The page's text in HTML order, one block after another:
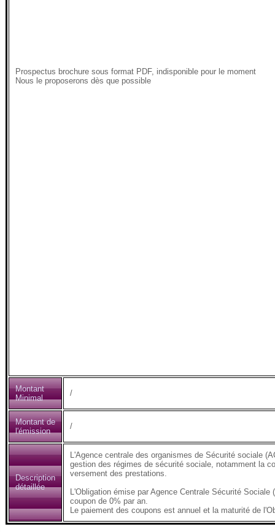
Prospectus brochure sous format PDF, indisponible pour le moment
Nous le proposerons dès que possible
Montant
Minimal
/
Montant de
l'émission
/
Description
détaillée
L'Agence centrale des organismes de Sécurité sociale
gestion des régimes de sécurité sociale, notamment la
versement des prestations.
L'Obligation émise par Agence Centrale Sécurité
coupon de 0% par an.
Le paiement des coupons est annuel et la maturité de